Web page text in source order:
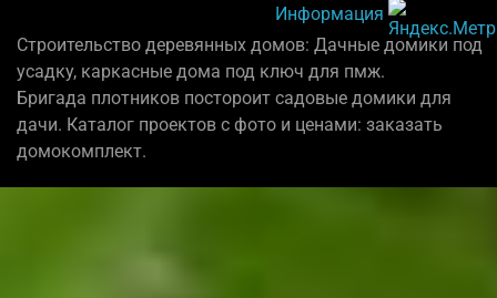
Информация
Строительство деревянных домов: Дачные домики под
усадку, каркасные дома под ключ для пмж.
Бригада плотников постороит садовые домики для
дачи. Каталог проектов с фото и ценами: заказать
домокомплект.